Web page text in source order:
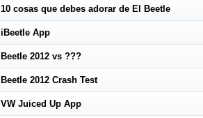
10 cosas que debes adorar de El Beetle
iBeetle App
Beetle 2012 vs ???
Beetle 2012 Crash Test
VW Juiced Up App